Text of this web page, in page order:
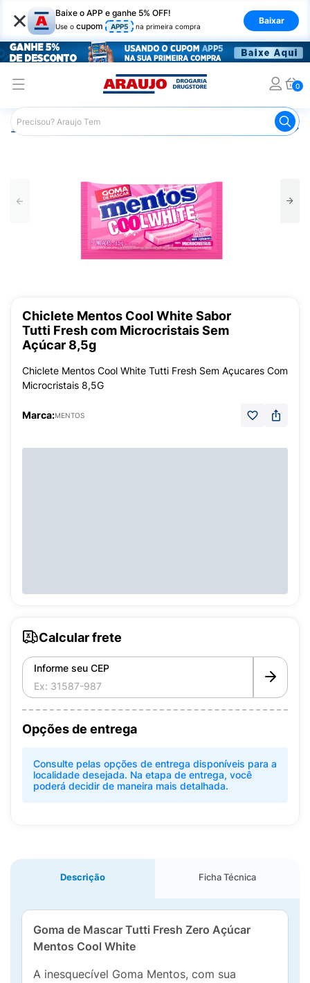
× Baixe o APP e ganhe 5% OFF!
Use o cupom APP5 na primeira compra
Baixar
0
Araujo Mercado Chicletes
Chiclete Mentos Cool White Sabor
Tutti Fresh com Microcristais Sem
Açúcar 8,5g
Chiclete Mentos Cool White Tutti Fresh Sem Açucares Com
Microcristais 8,5G
Marca:MENTOS
Calcular frete
Informe seu CEP
Opções de entrega
Consulte pelas opções de entrega disponíveis para a
localidade desejada. Na etapa de entrega, você
poderá decidir de maneira mais detalhada.
Descrição Ficha Técnica
Goma de Mascar Tutti Fresh Zero Açúcar
Mentos Cool White
A inesquecível Goma Mentos, com sua